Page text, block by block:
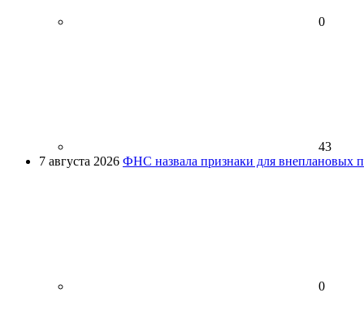
0
43
7 августа 2026 ФНС назвала признаки для внеплановых
0